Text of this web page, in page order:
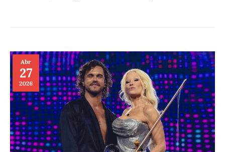
Abr
27
2026